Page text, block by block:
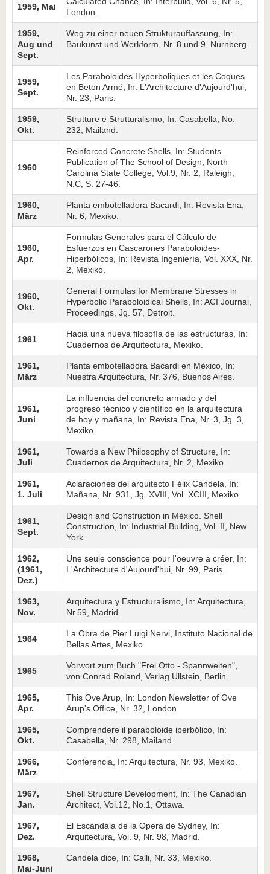
1959, Mai
London.
1959,
Aug und
Sept.
Weg zu einer neuen Strukturauffassung, In:
Baukunst und Werkform, Nr. 8 und 9, Nürnberg.
1959,
Sept.
Les Paraboloides Hyperboliques et les Coques
en Beton Armé, In: L'Architecture d'Aujourd'hui,
Nr. 23, Paris.
1959,
Okt.
Strutture e Strutturalismo, In: Casabella, No.
232, Mailand.
1960
Reinforced Concrete Shells, In: Students
Publication of The School of Design, North
Carolina State College, Vol.9, Nr. 2, Raleigh,
N.C, S. 27-46.
1960,
März
Planta embotelladora Bacardi, In: Revista Ena,
Nr. 6, Mexiko.
1960,
Apr.
Formulas Generales para el Cálculo de
Esfuerzos en Cascarones Paraboloides-
Hiperbólicos, In: Revista Ingeniería, Vol. XXX, Nr.
2, Mexiko.
1960,
Okt.
General Formulas for Membrane Stresses in
Hyper­bolic Paraboloidical Shells, In: ACI Journal,
Proceed­ings, Jg. 57, Detroit.
1961
Hacia una nueva filosofía de las estructuras, In:
Cuadernos de Arquitectura, Mexiko.
1961,
März
Planta embotelladora Bacardi en México, In:
Nuestra Arquitectura, Nr. 376, Buenos Aires.
1961,
Juni
La influencia del concreto armado y del
progreso técnico y científico en la arquitectura
de hoy y mañana, In: Revista Ena, Nr. 3, Jg. 3,
Mexiko.
1961,
Juli
Towards a New Philosophy of Structure, In:
Cuadernos de Arquitectura, Nr. 2, Mexiko.
1961,
1. Juli
Aclaraciones del arquitecto Félix Candela, In:
Mañana, Nr. 931, Jg. XVIII, Vol. XCIII, Mexiko.
1961,
Sept.
Design and Construction in México. Shell
Construction, In: Industrial Building, Vol. II, New
York.
1962,
(1961,
Dez.)
Une seule conscience pour I'oeuvre a créer, In:
L'Architecture d'Aujourd'hui, Nr. 99, Paris.
1963,
Nov.
Arquitectura y Estructuralismo, In: Arquitectura,
Nr.59, Madrid.
1964
La Obra de Pier Luigi Nervi, Instituto Nacional de
Bellas Artes, Mexiko.
1965
Vorwort zum Buch "Frei Otto - Spannweiten",
von Conrad Roland, Verlag Ullstein, Berlin.
1965,
Apr.
This Ove Arup, In: London Newsletter of Ove
Arup's Office, Nr. 32, London.
1965,
Okt.
Comprendere il paraboloide iperbólico, In:
Casabella, Nr. 298, Mailand.
1966,
März
Conferencia, In: Arquitectura, Nr. 93, Mexiko.
1967,
Jan.
Shell Structure Development, In: The Canadian
Architect, Vol.12, No.1, Ottawa.
1967,
Dez.
El Escándala de la Opera de Sydney, In:
Arquitectura, Vol. 9, Nr. 98, Madrid.
1968,
Mai-Juni
Candela dice, In: Calli, Nr. 33, Mexiko.